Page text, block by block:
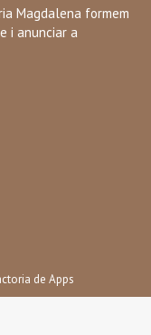
Magdalena formem
i anunciar a
de Apps